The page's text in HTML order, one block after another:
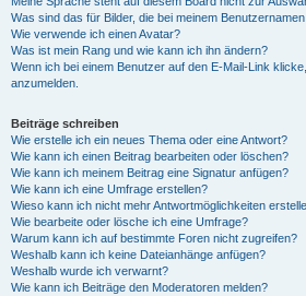
Was sind das für Bilder, die bei meinem
Wie verwende ich einen Avatar?
Was ist mein Rang und wie kann ich ihn ändern?
Wenn ich bei einem Benutzer auf den E-Mail-Link
anzumelden.
Beiträge schreiben
Wie erstelle ich ein neues Thema oder eine Antwort?
Wie kann ich einen Beitrag bearbeiten oder löschen?
Wie kann ich meinem Beitrag eine Signatur anfügen?
Wie kann ich eine Umfrage erstellen?
Wieso kann ich nicht mehr Antwortmöglichkeiten
Wie bearbeite oder lösche ich eine Umfrage?
Warum kann ich auf bestimmte Foren nicht zugreifen?
Weshalb kann ich keine Dateianhänge anfügen?
Weshalb wurde ich verwarnt?
Wie kann ich Beiträge den Moderatoren melden?